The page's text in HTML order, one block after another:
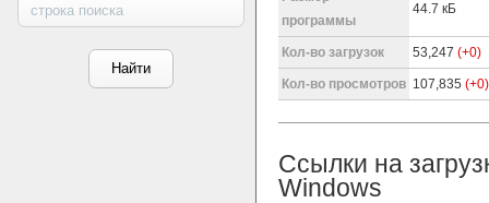
программы
44.7 кБ
Кол-во загрузок 53,247 (+0)
Кол-во просмотров 107,835 (+0)
Ссылки на
Windows